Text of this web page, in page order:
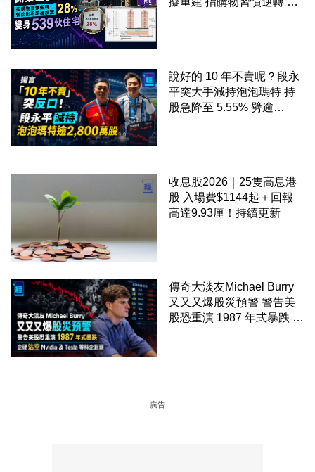
說好的 10 年不賣呢？段永
平突大手減持泡泡瑪特 持
股急降至 5.55% 劈逾
收息股2026｜25隻高息港
股 入場費$1144起＋回報
高達9.93厘！持續更新
傳奇大淡友Michael Burry
又又又爆股災預警 警告美
股恐重演 1987 年式暴跌 企
廣告